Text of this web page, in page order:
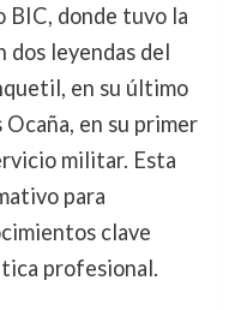
BIC, donde tuvo la
leyendas del
en su último
en su primer
militar. Esta
para
clave
profesional.